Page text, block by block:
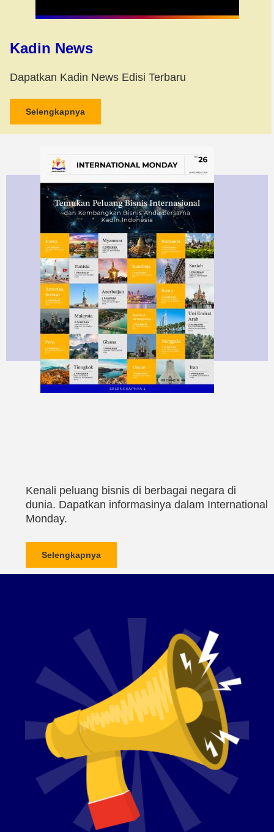
Kadin News
Dapatkan Kadin News Edisi Terbaru
Selengkapnya
Kenali peluang bisnis di berbagai negara di
dunia. Dapatkan informasinya dalam International
Monday.
Selengkapnya